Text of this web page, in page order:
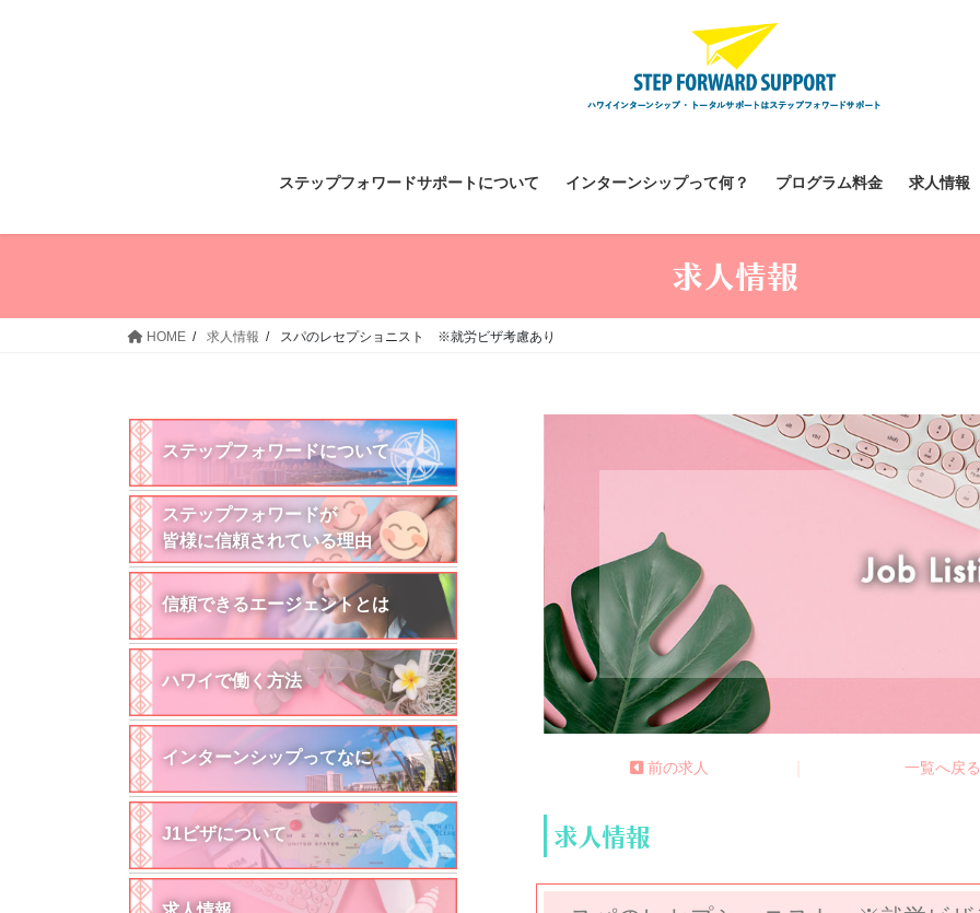
ステップフォワードサポートについて インターンシップって何？ プログラム料金 求人情報
求人情報
HOME 求人情報 スパのレセプショニスト ※就労ビザ考慮あり
前の求人 一覧へ戻る
求人情報
ステップフォワードについて
ステップフォワードが
皆様に信頼されている理由
信頼できるエージェントとは
ハワイで働く方法
インターンシップってなに
J1ビザについて